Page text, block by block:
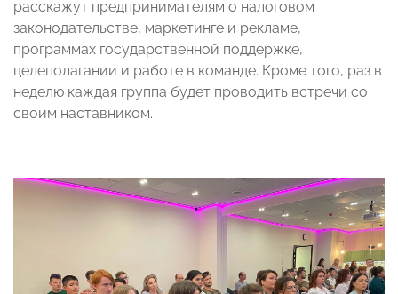
расскажут предпринимателям о налоговом
законодательстве, маркетинге и рекламе,
программах государственной поддержке,
целеполагании и работе в команде. Кроме того, раз в
неделю каждая группа будет проводить встречи со
своим наставником.